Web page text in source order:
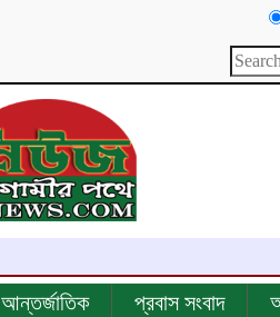
আন্তর্জাতিক প্রবাস সংবাদ